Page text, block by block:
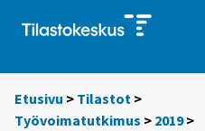
Etusivu > Tilastot >
Työvoimatutkimus > 2019>